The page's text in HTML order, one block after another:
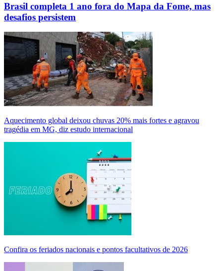
Brasil completa 1 ano fora do Mapa da Fome, mas
desafios persistem
Aquecimento global deixou chuvas 20% mais fortes e agravou
tragédia em MG, diz estudo internacional
Confira os feriados nacionais e pontos facultativos de 2026